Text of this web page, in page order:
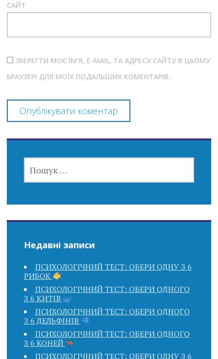
САЙТ
ЗБЕРЕГТИ МОЄ ІМ'Я, E-MAIL, ТА АДРЕСУ САЙТУ В ЦЬОМУ
БРАУЗЕРІ ДЛЯ МОЇХ ПОДАЛЬШИХ КОМЕНТАРІВ.
Недавні записи
ПСИХОЛОГІЧНИЙ ТЕСТ: ОБЕРИ ОДНУ З 6
РИБОК
ПСИХОЛОГІЧНИЙ ТЕСТ: ОБЕРИ ОДНОГО
З 6 КИТІВ
ПСИХОЛОГІЧНИЙ ТЕСТ: ОБЕРИ ОДНОГО
З 6 ДЕЛЬФІНІВ
ПСИХОЛОГІЧНИЙ ТЕСТ: ОБЕРИ ОДНОГО
З 6 КОНЕЙ
ПСИХОЛОГІЧНИЙ ТЕСТ: ОБЕРИ ОДНУ З 6